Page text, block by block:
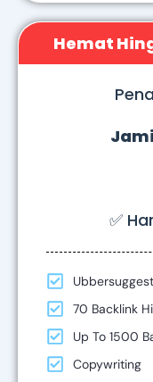
Hemat
✅
70 Backlink
Up To 1500
Copywriting